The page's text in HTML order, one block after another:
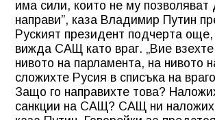
има сили, които не му позволяват
направи”, каза Владимир Путин
Руският президент подчерта
вижда САЩ като враг. „Вие
нивото на парламента, на нивото
сложихте Русия в списъка на
Защо го направихте това?
санкции на САЩ? САЩ ни